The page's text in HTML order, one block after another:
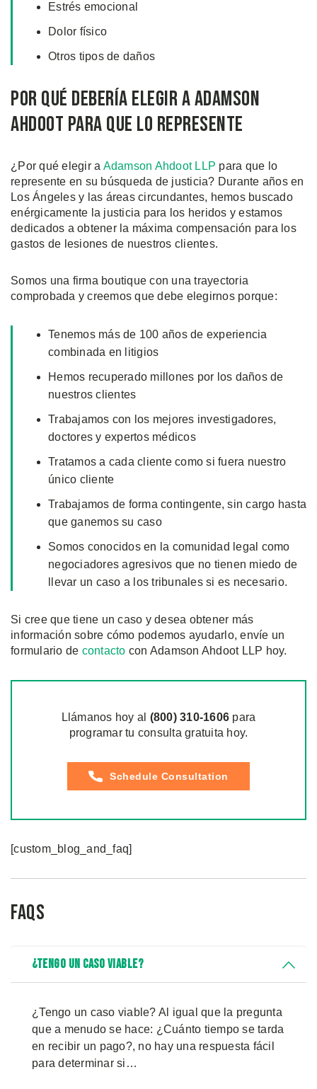
Estrés emocional
Dolor físico
Otros tipos de daños
Por Qué Debería Elegir a Adamson
Ahdoot Para Que Lo Represente
¿Por qué elegir a Adamson Ahdoot LLP para que lo
represente en su búsqueda de justicia? Durante años en
Los Ángeles y las áreas circundantes, hemos buscado
enérgicamente la justicia para los heridos y estamos
dedicados a obtener la máxima compensación para los
gastos de lesiones de nuestros clientes.
Somos una firma boutique con una trayectoria
comprobada y creemos que debe elegirnos porque:
Tenemos más de 100 años de experiencia
combinada en litigios
Hemos recuperado millones por los daños de
nuestros clientes
Trabajamos con los mejores investigadores,
doctores y expertos médicos
Tratamos a cada cliente como si fuera nuestro
único cliente
Trabajamos de forma contingente, sin cargo hasta
que ganemos su caso
Somos conocidos en la comunidad legal como
negociadores agresivos que no tienen miedo de
llevar un caso a los tribunales si es necesario.
Si cree que tiene un caso y desea obtener más
información sobre cómo podemos ayudarlo, envíe un
formulario de contacto con Adamson Ahdoot LLP hoy.
Llámanos hoy al (800)310-1606 para
programar tu consulta gratuita hoy.
Schedule Consultation
[custom_blog_and_faq]
FAQs
¿Tengo Un Caso Viable?
¿Tengo un caso viable? Al igual que la pregunta
que a menudo se hace: ¿Cuánto tiempo se tarda
en recibir un pago?, no hay una respuesta fácil
para determinar si…